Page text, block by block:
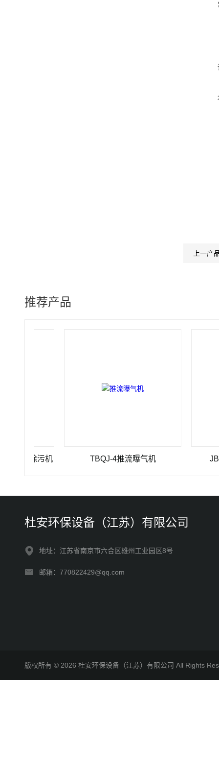
上一产
推荐产品
TBQJ-4推流曝气机 JBK 1-
杜安环保设备（江苏）有限公司
地址：江苏省南京市六合区雄州工业园区8号
邮箱：770822429@qq.com
版权所有 © 2026 杜安环保设备（江苏）有限公司 All Rights